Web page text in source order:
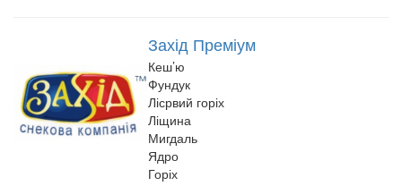
Захід Преміум
Кеш’ю
Фундук
Лісрвий горіх
Ліщина
Мигдаль
Ядро
Горіх